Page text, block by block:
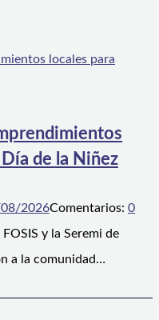
de la Niñez
2026Comentarios: 0
y la Seremi de
a la comunidad…